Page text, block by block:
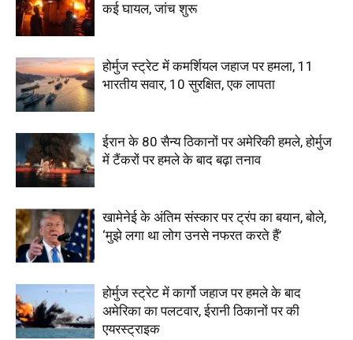
कई घायल, जांच शुरू
होर्मुज स्ट्रेट में कमर्शियल जहाज पर हमला, 11
भारतीय सवार, 10 सुरक्षित, एक लापता
ईरान के 80 सैन्य ठिकानों पर अमेरिकी हमले, होर्मुज
में टैंकरों पर हमले के बाद बढ़ा तनाव
खामेनेई के अंतिम संस्कार पर ट्रंप का बयान, बोले,
‘मुझे लगा था लोग उनसे नफरत करते हैं’
होर्मुज स्ट्रेट में कार्गो जहाज पर हमले के बाद
अमेरिका का पलटवार, ईरानी ठिकानों पर की
एयरस्ट्राइक